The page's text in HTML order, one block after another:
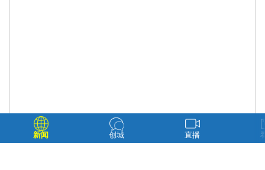
新闻 创城 直播